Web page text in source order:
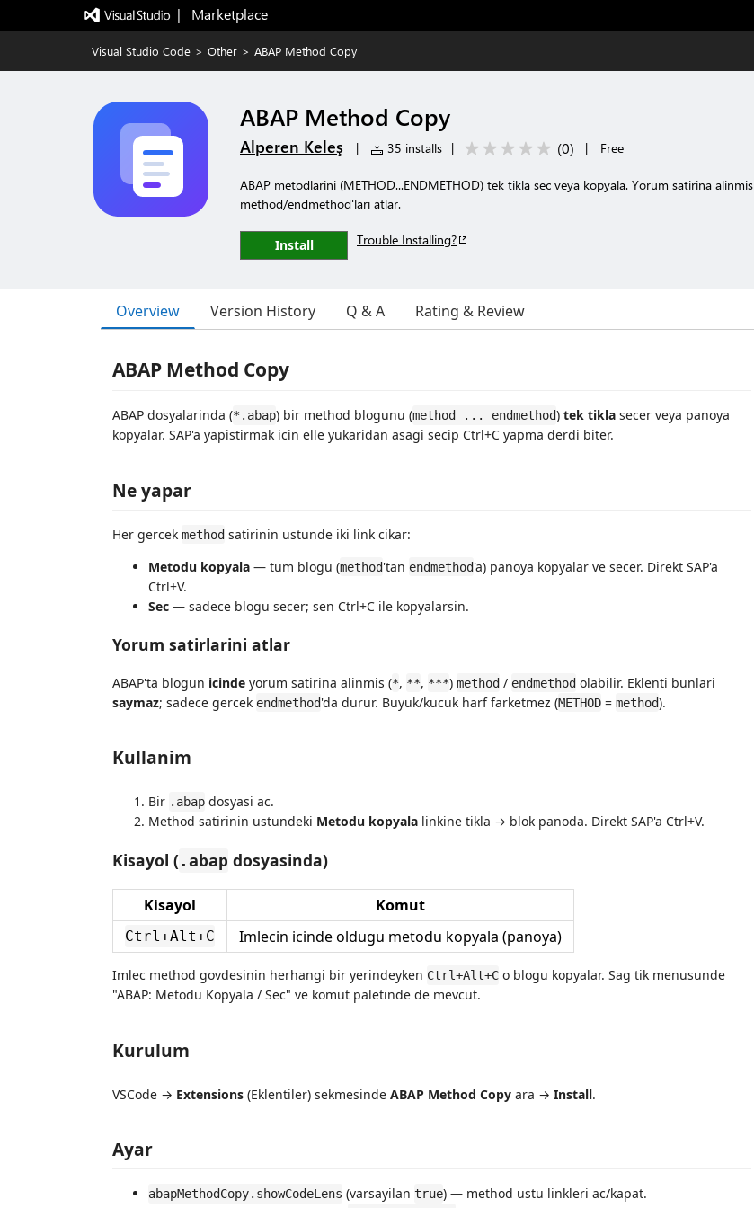
|   Marketplace
Visual Studio Code > Other > ABAP Method Copy
ABAP Method Copy
Alperen Keleş | 35 installs | (0) | Free
ABAP metodlarini (METHOD...ENDMETHOD) tek tikla sec veya kopyala. Yorum satirina alinmis
method/endmethod'lari atlar.
Install Trouble Installing?
Overview Version History Q & A Rating & Review
ABAP Method Copy
ABAP dosyalarinda (*.abap) bir method blogunu (method ... endmethod) tek tikla secer veya panoya
kopyalar. SAP'a yapistirmak icin elle yukaridan asagi secip Ctrl+C yapma derdi biter.
Ne yapar
Her gercek method satirinin ustunde iki link cikar:
Metodu kopyala — tum blogu (method'tan endmethod'a) panoya kopyalar ve secer. Direkt SAP'a
Ctrl+V.
Sec — sadece blogu secer; sen Ctrl+C ile kopyalarsin.
Yorum satirlarini atlar
ABAP'ta blogun icinde yorum satirina alinmis (*, **, ***) method / endmethod olabilir. Eklenti bunlari
saymaz; sadece gercek endmethod'da durur. Buyuk/kucuk harf farketmez (METHOD = method).
Kullanim
Bir .abap dosyasi ac.
Method satirinin ustundeki Metodu kopyala linkine tikla → blok panoda. Direkt SAP'a Ctrl+V.
Kisayol ( .abap dosyasinda)
Kisayol Komut
Ctrl+Alt+C Imlecin icinde oldugu metodu kopyala (panoya)
Imlec method govdesinin herhangi bir yerindeyken Ctrl+Alt+C o blogu kopyalar. Sag tik menusunde
"ABAP: Metodu Kopyala / Sec" ve komut paletinde de mevcut.
Kurulum
VSCode → Extensions (Eklentiler) sekmesinde ABAP Method Copy ara → Install.
Ayar
abapMethodCopy.showCodeLens (varsayilan true) — method ustu linkleri ac/kapat.